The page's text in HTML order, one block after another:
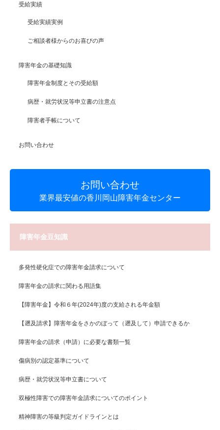
受給実績
受給実績実例
ご相談者様からのお喜びの声
障害年金の基礎知識
障害年金制度とその受給額
病歴・就労状況等申立書の注意点
障害者手帳について
お問い合わせ
お問い合わせ
業界最安値の香川岡山障害年金センター
障害年金豆知識
多発性硬化症での障害年金請求について
障害年金の請求に関わる用語集
【障害年金】令和６年(2024年)度の支給される年金額
【遡及請求】障害年金をさかのぼって（遡及して）申請できるか
障害年金の請求（申請）に必要な書類一覧
傷病別の認定基準について
病歴・就労状況等申立書について
双極性障害での障害年金請求についてのポイント
精神障害の等級判定ガイドラインとは